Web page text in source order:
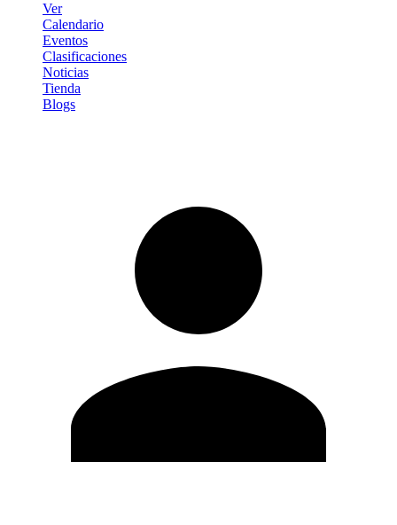
Ver
Calendario
Eventos
Clasificaciones
Noticias
Tienda
Blogs